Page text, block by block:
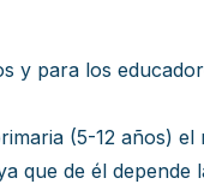
y para los
(5-12 años)
que de él depende